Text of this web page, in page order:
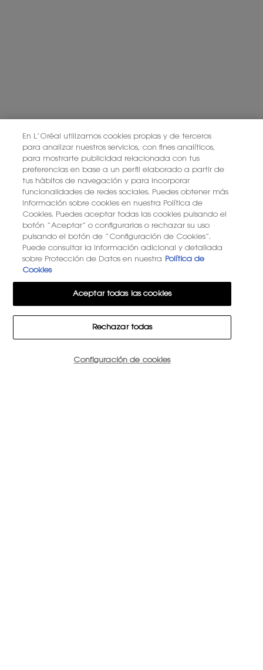
En L’Oréal utilizamos cookies propias y de terceros
para analizar nuestros servicios, con fines analíticos,
para mostrarte publicidad relacionada con tus
preferencias en base a un perfil elaborado a partir de
tus hábitos de navegación y para incorporar
funcionalidades de redes sociales. Puedes obtener más
información sobre cookies en nuestra Política de
Cookies. Puedes aceptar todas las cookies pulsando el
botón “Aceptar” o configurarlas o rechazar su uso
pulsando el botón de “Configuración de Cookies”.
Puede consultar la información adicional y detallada
sobre Protección de Datos en nuestra
Política de
Cookies
Configuración de cookies
Rechazar todas
Aceptar todas las cookies